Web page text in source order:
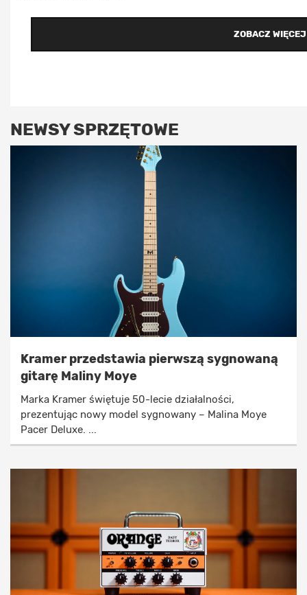
ZOBACZ
NEWSY SPRZĘTOWE
Kramer przedstawia pierwszą sygnowaną
gitarę Maliny Moye
Marka Kramer świętuje 50-lecie działalności,
prezentując nowy model sygnowany – Malina Moye
Pacer Deluxe. ...